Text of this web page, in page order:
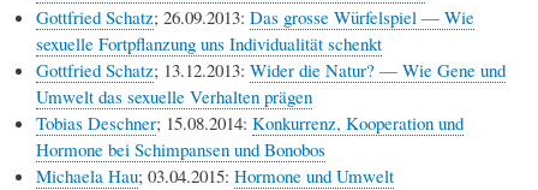
Gottfried Schatz; 26.09.2013: Das grosse Würfelspiel — Wie
sexuelle Fortpflanzung uns Individualität schenkt
Gottfried Schatz; 13.12.2013: Wider die Natur? — Wie Gene und
Umwelt das sexuelle Verhalten prägen
Tobias Deschner; 15.08.2014: Konkurrenz, Kooperation und
Hormone bei Schimpansen und Bonobos
Michaela Hau; 03.04.2015: Hormone und Umwelt